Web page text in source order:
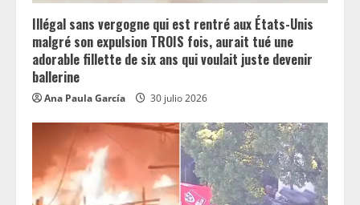
Illégal sans vergogne qui est rentré aux États-Unis
malgré son expulsion TROIS fois, aurait tué une
adorable fillette de six ans qui voulait juste devenir
ballerine
Ana Paula García 30 julio 2026